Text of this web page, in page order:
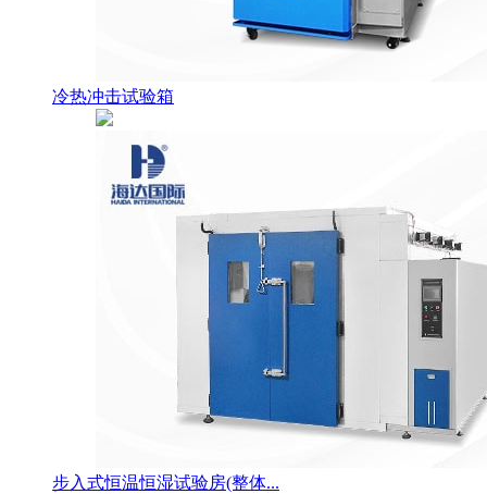
冷热冲击试验箱
步入式恒温恒湿试验房(整体...